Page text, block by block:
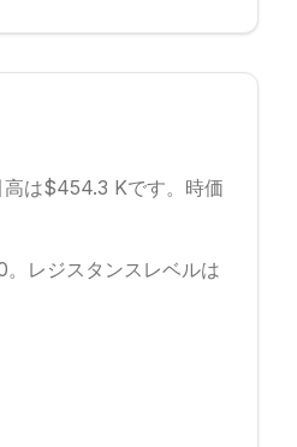
は$454.3 Kです。 時価
レジスタンスレベルは